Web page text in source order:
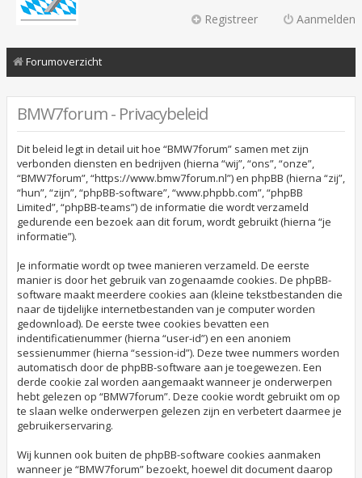
Aanmelden
Registreer
Forumoverzicht
BMW7forum - Privacybeleid
Dit beleid legt in detail uit hoe “BMW7forum” samen met zijn
verbonden diensten en bedrijven (hierna “wij”, “ons”, “onze”,
“BMW7forum”, “https://www.bmw7forum.nl”) en phpBB (hierna “zij”,
“hun”, “zijn”, “phpBB-software”, “www.phpbb.com”, “phpBB
Limited”, “phpBB-teams”) de informatie die wordt verzameld
gedurende een bezoek aan dit forum, wordt gebruikt (hierna “je
informatie”).
Je informatie wordt op twee manieren verzameld. De eerste
manier is door het gebruik van zogenaamde cookies. De phpBB-
software maakt meerdere cookies aan (kleine tekstbestanden die
naar de tijdelijke internetbestanden van je computer worden
gedownload). De eerste twee cookies bevatten een
indentificatienummer (hierna “user-id”) en een anoniem
sessienummer (hierna “session-id”). Deze twee nummers worden
automatisch door de phpBB-software aan je toegewezen. Een
derde cookie zal worden aangemaakt wanneer je onderwerpen
hebt gelezen op “BMW7forum”. Deze cookie wordt gebruikt om op
te slaan welke onderwerpen gelezen zijn en verbetert daarmee je
gebruikerservaring.
Wij kunnen ook buiten de phpBB-software cookies aanmaken
wanneer je “BMW7forum” bezoekt, hoewel dit document daarop